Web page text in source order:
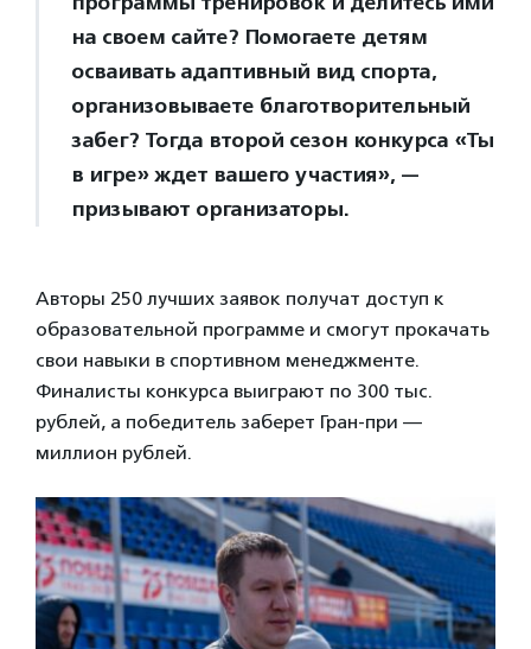
на своем сайте? Помогаете детям
осваивать адаптивный вид спорта,
организовываете благотворительный
забег? Тогда второй сезон конкурса «Ты
в игре» ждет вашего участия», —
призывают организаторы.
Авторы 250 лучших заявок получат доступ к
образовательной программе и смогут прокачать
свои навыки в спортивном менеджменте.
Финалисты конкурса выиграют по 300 тыс.
рублей, а победитель заберет Гран-при —
миллион рублей.